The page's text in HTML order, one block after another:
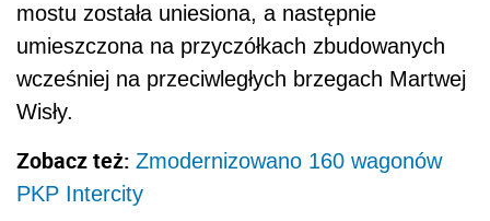
mostu została uniesiona, a następnie
umieszczona na przyczółkach zbudowanych
wcześniej na przeciwległych brzegach Martwej
Wisły.
Zobacz też: Zmodernizowano 160 wagonów
PKP Intercity